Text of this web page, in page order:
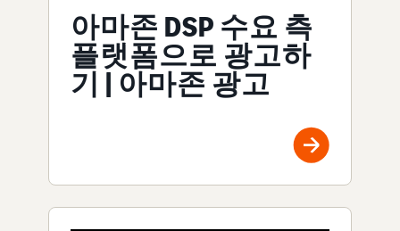
아마존 DSP 수요 측
플랫폼으로 광고하
기 | 아마존 광고